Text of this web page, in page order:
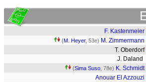
F. Kastenmeier
(M. Heyer, 53e) M. Zimmermann
T. Oberdorf
J. Daland
(Sima Suso , 78e) K. Schmidt
Anouar El Azzouzi